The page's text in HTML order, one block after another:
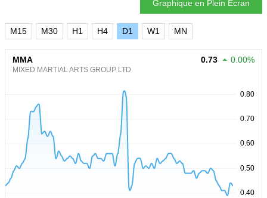
Graphique en Plein Ecran
M15 M30 H1 H4 D1 W1 MN
MMA
MIXED MARTIAL ARTS GROUP LTD
0.73 0.00%